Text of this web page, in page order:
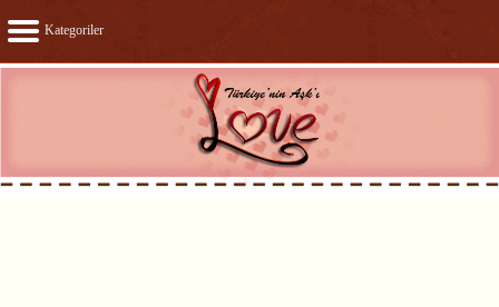
Kategoriler